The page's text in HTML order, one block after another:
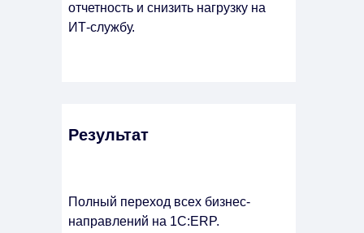
отчетность и снизить нагрузку на
ИТ-службу.
Результат
Полный переход всех бизнес-
направлений на 1С:ERP.